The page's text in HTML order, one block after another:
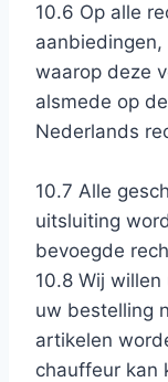
10.6 Op alle
waarop deze
alsmede op
Nederlands
10.7 Alle
uitsluiting
bevoegde
10.8 Wij
uw bestelling
artikelen
chauffeur kan